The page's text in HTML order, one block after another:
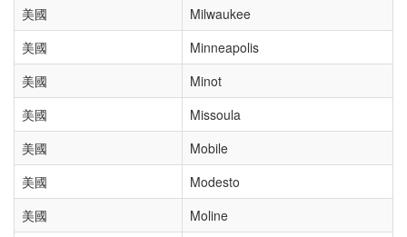
美國
Milwaukee
美國
Minneapolis
美國
Minot
美國
Missoula
美國
Mobile
美國
Modesto
美國
Moline